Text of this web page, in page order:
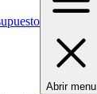
Abrir menu